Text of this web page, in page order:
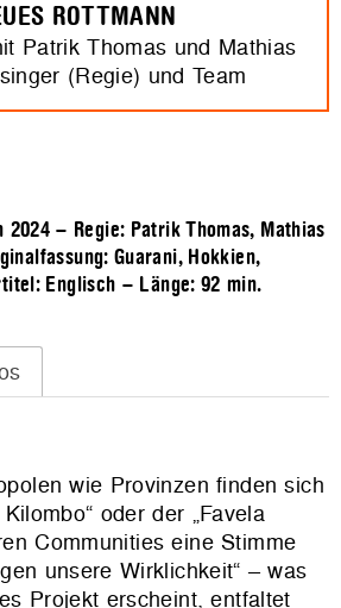
ROTTMANN
Patrik Thomas und Mathias
(Regie) und Team
2024 – Regie: Patrik Thomas, Mathias
Guarani, Hokkien,
Englisch – Länge: 92 min.
wie Provinzen finden sich
oder der „Favela
Communities eine Stimme
unsere Wirklichkeit“ – was
Projekt erscheint, entfaltet